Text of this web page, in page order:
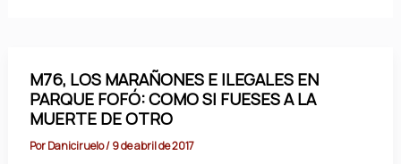
M76, LOS MARAÑONES E ILEGALES EN
PARQUE FOFÓ: COMO SI FUESES A LA
MUERTE DE OTRO
PorDaniciruelo/9 de abril de 2017